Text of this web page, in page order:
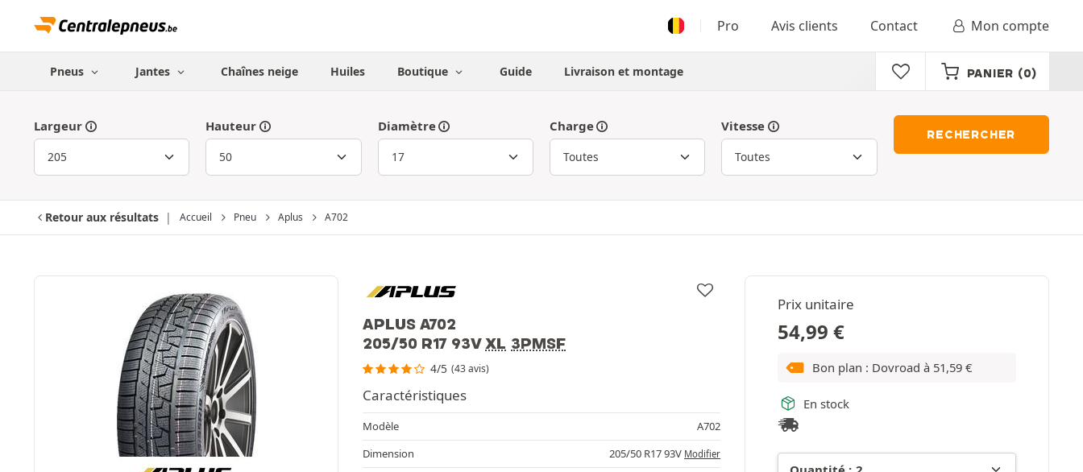
Pro Avis clients Contact Mon compte
Pneus Jantes Chaînes neige Huiles Boutique Guide Livraison et montage PANIER (0)
Largeur Hauteur Diamètre Charge Vitesse
RECHERCHER
Retour aux résultats Accueil Pneu Aplus A702
APLUS A702
205/50 R17 93VXL 3PMSF
4/5 (43 avis)
Prix unitaire
54,99 €
Bon plan : Dovroad à 51,59 €
En stock
Caractéristiques
Modèle
A702
Dimension
205/50 R17 93V Modifier